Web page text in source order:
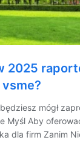
2025
mógł
Myśl Aby
dla firm Zanim